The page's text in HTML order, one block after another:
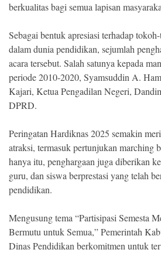
berkualitas bagi semua lapisan
Sebagai bentuk apresiasi terhadap
dalam dunia pendidikan, sejumlah
acara tersebut. Salah satunya kepada
periode 2010-2020, Syamsuddin A.
Kajari, Ketua Pengadilan Negeri,
DPRD.
Peringatan Hardiknas 2025 semakin
atraksi, termasuk pertunjukan marching
hanya itu, penghargaan juga diberikan
guru, dan siswa berprestasi yang telah
pendidikan.
Mengusung tema “Partisipasi Semesta
Bermutu untuk Semua,” Pemerintah
Dinas Pendidikan berkomitmen untuk